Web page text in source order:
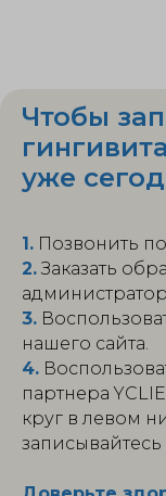
Чтобы
уже
1. Позвонить
2.Заказать
3.
нашего сайта.
4.
партнера
круг в левом